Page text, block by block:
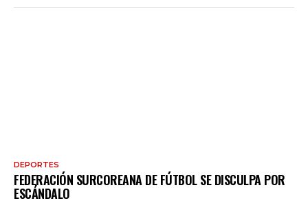
DEPORTES
FEDERACIÓN SURCOREANA DE FÚTBOL SE DISCULPA POR
ESCÁNDALO